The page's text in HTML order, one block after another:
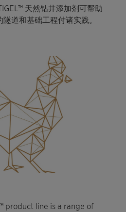
天然钻井添加剂可帮助
道和基础工程付诸实践。
product line is a range of